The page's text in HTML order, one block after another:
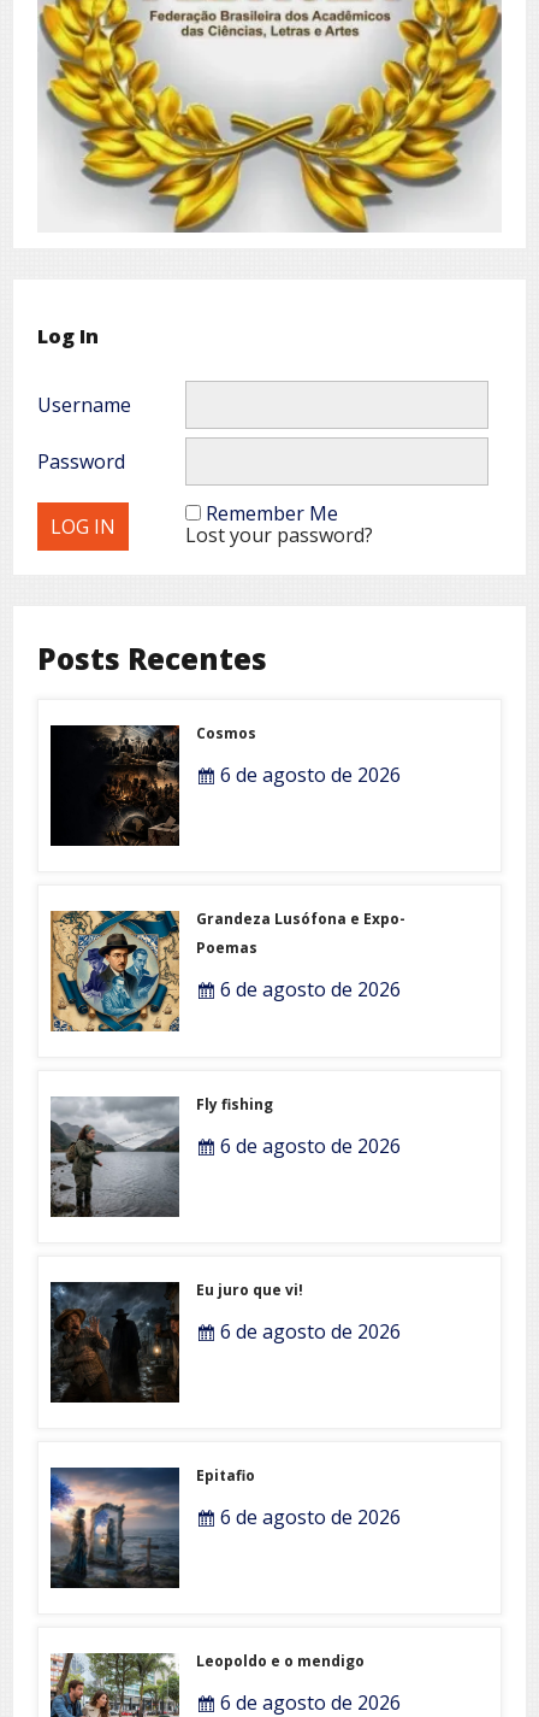
Log In
Username
Password
Remember Me
Lost your password?
Posts Recentes
Cosmos
6 de agosto de 2026
Grandeza Lusófona e Expo-
Poemas
6 de agosto de 2026
Fly fishing
6 de agosto de 2026
Eu juro que vi!
6 de agosto de 2026
Epitafio
6 de agosto de 2026
Leopoldo e o mendigo
6 de agosto de 2026